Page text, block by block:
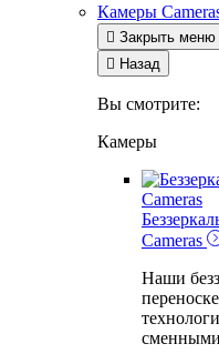
Камеры
 Закрыть меню
 Назад
Вы смотрите:
Камеры
Cameras
Cameras
Наши